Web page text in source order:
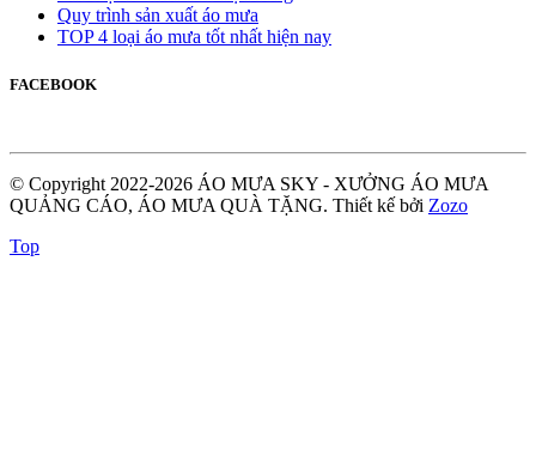
Quy trình sản xuất áo mưa
TOP 4 loại áo mưa tốt nhất hiện nay
FACEBOOK
© Copyright 2022-2026 ÁO MƯA SKY - XƯỞNG ÁO MƯA
QUẢNG CÁO, ÁO MƯA QUÀ TẶNG. Thiết kế bởi Zozo
Top